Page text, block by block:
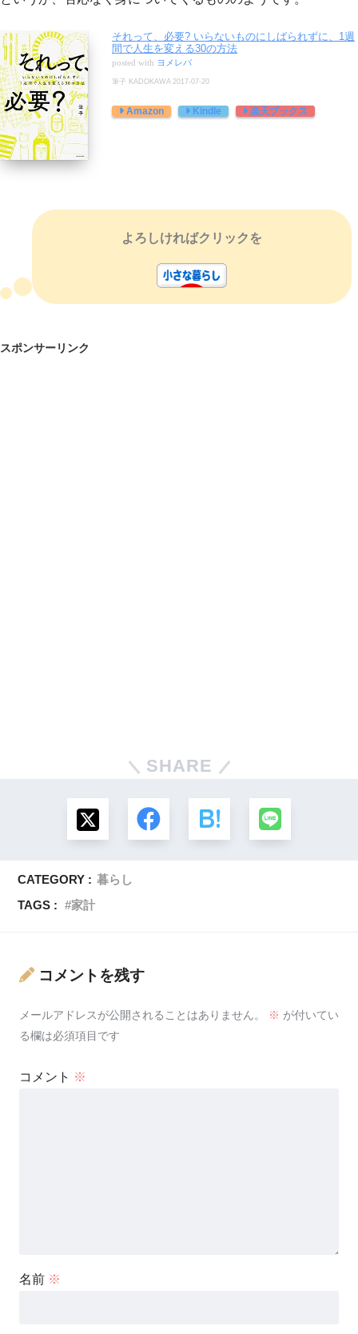
それって、必要? いらないものにしばられずに、1週
間で人生を変える30の方法
posted with ヨメレバ
筆子 KADOKAWA 2017-07-20
Amazon Kindle 楽天ブックス
よろしければクリックを
スポンサーリンク
SHARE
CATEGORY : 暮らし
TAGS :
家計
コメントを残す
メールアドレスが公開されることはありません。 ※ が付いてい
る欄は必須項目です
コメント ※
名前 ※